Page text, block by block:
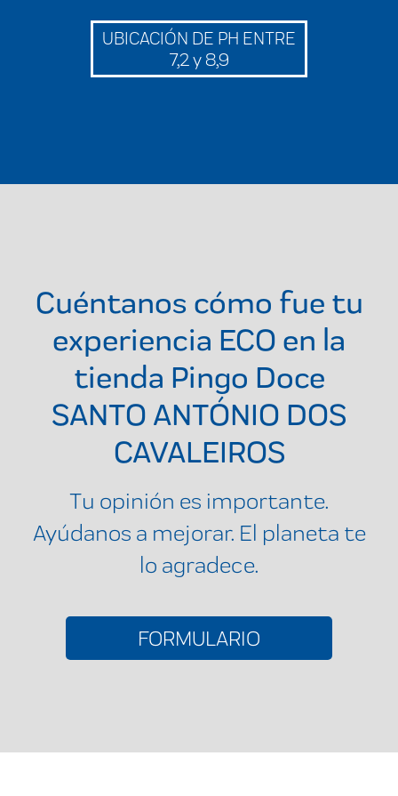
UBICACIÓN DE PH ENTRE
7,2 y 8,9
Cuéntanos cómo fue tu
experiencia ECO en la
tienda Pingo Doce
SANTO ANTÓNIO DOS
CAVALEIROS
Tu opinión es importante.
Ayúdanos a mejorar. El planeta te
lo agradece.
FORMULARIO